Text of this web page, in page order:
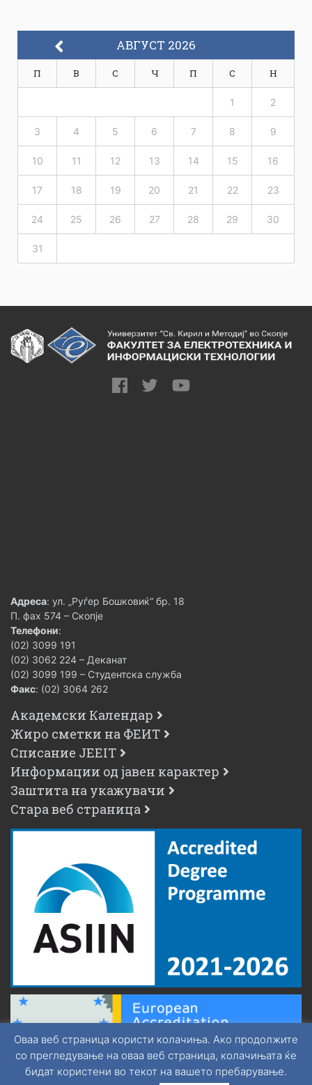
АВГУСТ 2026
П В С Ч П С Н
1 2
3 4 5 6 7 8 9
10 11 12 13 14 15 16
17 18 19 20 21 22 23
24 25 26 27 28 29 30
31
Адреса: ул. „Руѓер Бошковиќ“ бр. 18
П. фах 574 – Скопје
Телефони:
(02) 3099 191
(02) 3062 224 – Деканат
(02) 3099 199 – Студентска служба
Факс: (02) 3064 262
Академски Календар
Жиро сметки на ФЕИТ
Списание JEEIT
Информации од јавен карактер
Заштита на укажувачи
Стара веб страница
Оваа веб страница користи колачиња. Ако продолжите
со прегледување на оваа веб страница, колачињата ќе
бидат користени во текот на вашето пребарување.